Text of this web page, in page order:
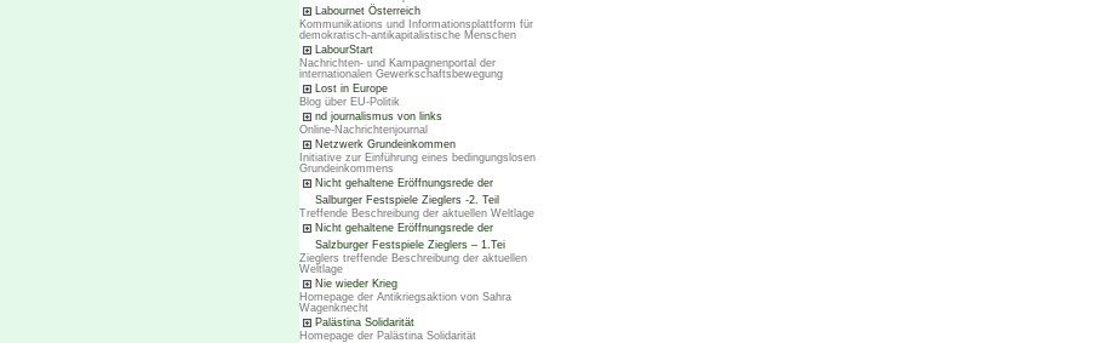
Labournet Österreich
Kommunikations und Informationsplattform für
demokratisch-antikapitalistische Menschen
LabourStart
Nachrichten- und Kampagnenportal der
internationalen Gewerkschaftsbewegung
Lost in Europe
Blog über EU-Politik
nd journalismus von links
Online-Nachrichtenjournal
Netzwerk Grundeinkommen
Initiative zur Einführung eines bedingungslosen
Grundeinkommens
Nicht gehaltene Eröffnungsrede der
Salburger Festspiele Zieglers -2. Teil
Treffende Beschreibung der aktuellen Weltlage
Nicht gehaltene Eröffnungsrede der
Salzburger Festspiele Zieglers – 1.Tei
Zieglers treffende Beschreibung der aktuellen
Weltlage
Nie wieder Krieg
Homepage der Antikriegsaktion von Sahra
Wagenknecht
Palästina Solidarität
Homepage der Palästina Solidarität